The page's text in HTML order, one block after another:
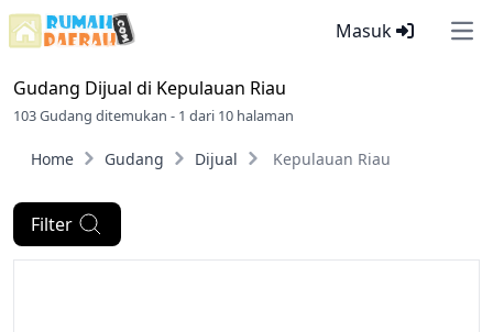
Masuk
Gudang Dijual di Kepulauan Riau
103 Gudang ditemukan - 1 dari 10 halaman
Home Gudang Dijual Kepulauan Riau
Filter